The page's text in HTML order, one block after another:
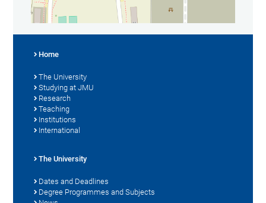
Home
The University
Studying at JMU
Research
Teaching
Institutions
International
The University
Dates and Deadlines
Degree Programmes and Subjects